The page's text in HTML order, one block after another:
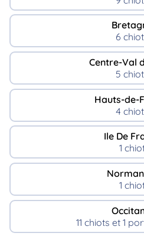
6
Centre-Val
5
Hauts-de-
4
Ile De
1
1
11 chiots et 1